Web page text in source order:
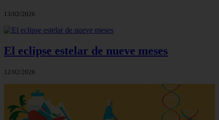
13/02/2026
El eclipse estelar de nueve meses
12/02/2026